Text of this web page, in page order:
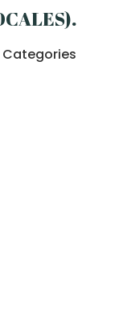
.
Categories